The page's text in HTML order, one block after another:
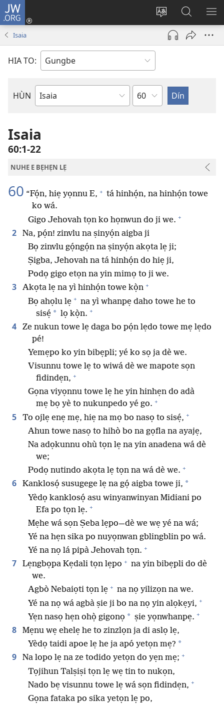
JW.ORG
Diọ
ogbè
nọtẹn
Hùn
Adà
Towe
(opens
new
Dín
to
JW.ORG
Isaia
HIA TO:
HÙN
Bible
Weta
Isaia
60:1-22
NUHE E BẸHẸN LẸ
60 “Fọ́n, hiẹ yọnnu E, + tá hinhọ́n, na hinhọ́n towe
ko wá.
Gigo Jehovah tọn ko họnwun do ji we. +
2
Na, pọ́n! zinvlu na ṣinyọ́n aigba ji
Bọ zinvlu gọ́ngọ́n na ṣinyọ́n akọta lẹ ji;
Ṣigba, Jehovah na tá hinhọ́n do hiẹ ji,
Podọ gigo etọn na yin mimọ to ji we.
3 Akọta lẹ na yì hinhọ́n towe kọ̀n +
Bọ ahọlu lẹ + na yì whanpẹ daho towe he to
sisẹ́ * lọ kọ̀n. +
4
Ze nukun towe lẹ daga bo pọ́n lẹdo towe mẹ lẹdo
pé!
Yemẹpo ko yin bibẹpli; yé ko sọ ja dè we.
Visunnu towe lẹ to wiwá dè we mapote sọn
fidindẹn, +
Gọna viyọnnu towe lẹ he yin hinhẹn do adà
mẹ bọ yè to nukunpedo yé go. +
5 To ojlẹ enẹ mẹ, hiẹ na mọ bo nasọ to sisẹ́, +
Ahun towe nasọ to hihò bo na gọfla na ayajẹ,
Na adọkunnu ohù tọn lẹ na yin anadena wá dè
we;
Podọ nutindo akọta lẹ tọn na wá dè we. +
6 Kanklosọ́ susugege lẹ na gọ́ aigba towe ji, *
Yèdọ kanklosọ́ asu winyanwinyan Midiani po
Efa po tọn lẹ. +
Mẹhe wá sọn Ṣeba lẹpo—dè we wẹ yé na wá;
Yé na hẹn sika po nuyọnwan gblingblin po wá.
Yé na nọ lá pipà Jehovah tọn. +
7 Lẹngbọpa Kẹdali tọn lẹpo + na yin bibẹpli do dè
we.
Agbò Nebaiọti tọn lẹ + na nọ yilizọn na we.
Yé na nọ wá agbà ṣie ji bo na nọ yin alọkẹyi, +
Yẹn nasọ hẹn ohọ̀ gigonọ * ṣie yọnwhanpẹ. +
8
Mẹnu wẹ ehelẹ he to zinzlọn ja di aslọ lẹ,
Yèdọ taidi apoe lẹ he ja apó yetọn mẹ? *
9 Na lopo lẹ na ze todido yetọn do yẹn mẹ; +
Tọjihun Talṣiṣi tọn lẹ wẹ tin to nukọn,
Nado bẹ visunnu towe lẹ wá sọn fidindẹn, +
Gọna fataka po sika yetọn lẹ po,